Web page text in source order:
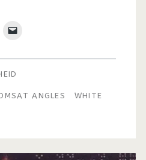
ANGLES
WHITE